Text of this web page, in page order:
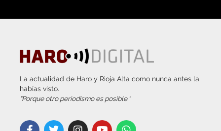
La actualidad de Haro y Rioja Alta como nunca antes la
habías visto.
“Porque otro periodismo es posible.”